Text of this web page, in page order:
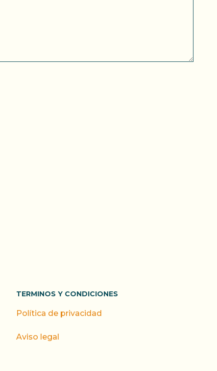
TERMINOS Y CONDICIONES
Política de privacidad
Aviso legal